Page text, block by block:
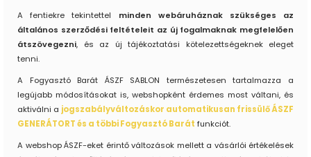
A fentiekre tekintettel minden webáruháznak szükséges az
általános szerződési feltételeit az új fogalmaknak megfelelően
átszövegezni, és az új tájékoztatási kötelezettségeknek eleget
tenni.
A Fogyasztó Barát ÁSZF SABLON természetesen tartalmazza a
legújabb módosításokat is, webshopként érdemes most váltani, és
aktiválni a jogszabályváltozáskor automatikusan frissülő ÁSZF
GENERÁTORT és a többi Fogyasztó Barát funkciót.
A webshop ÁSZF-eket érintő változások mellett a vásárlói értékelések